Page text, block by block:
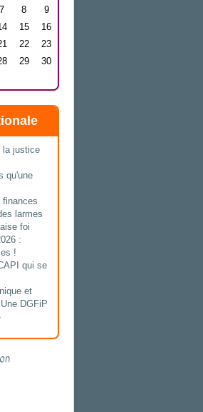
7 8
9
15
16
22
23
29
30
la justice
qu'une
finances
larmes
foi
:
!
qui se
et
DGFiP